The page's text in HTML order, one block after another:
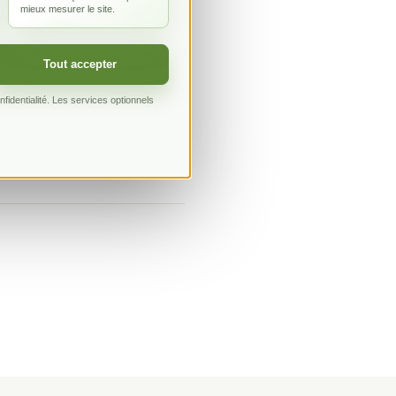
mieux mesurer le site.
Tout accepter
Les services optionnels